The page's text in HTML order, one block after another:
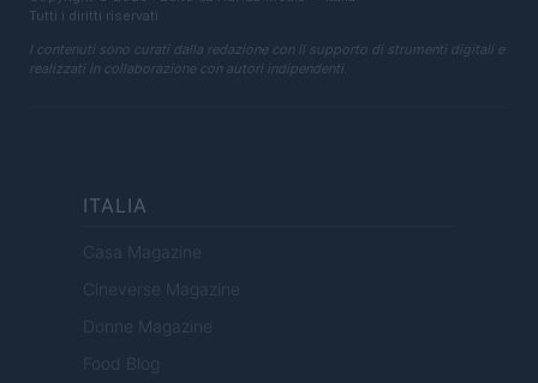
Tutti i diritti riservati
I contenuti sono curati dalla redazione con il supporto di strumenti digitali e
realizzati in collaborazione con autori indipendenti.
ITALIA
Casa Magazine
Cineverse Magazine
Donne Magazine
Food Blog